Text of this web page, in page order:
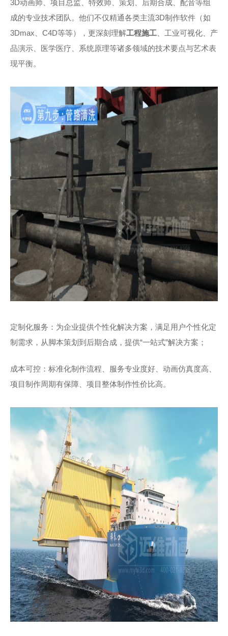
3D动画师、项目总监、特效师、策划、后期合成、配音等组
成的专业技术团队。他们不仅精通各类主流3D制作软件（如
3Dmax、C4D等等），更深刻理解工程施工 、工业可视化、产
品演示、医学医疗、系统原理等诸多领域的技术要点与艺术表
现平衡。
定制化服务：为企业提供个性化解决方案，满足用户个性化定
制需求，从脚本策划到后期合成，提供“一站式”解决方案；
成本可控：标准化制作流程、服务专业度好、动画仿真度高、
项目制作周期有保障、项目整体制作性价比高。